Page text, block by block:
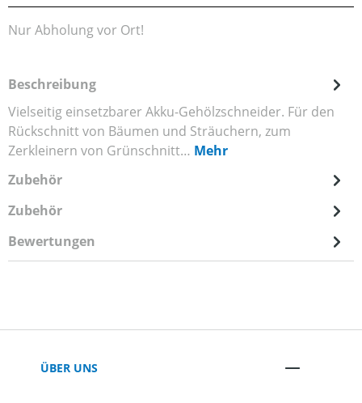
Nur Abholung vor Ort!
Beschreibung
Vielseitig einsetzbarer Akku-Gehölzschneider. Für den
Rückschnitt von Bäumen und Sträuchern, zum
Zerkleinern von Grünschnitt… Mehr
Zubehör
Zubehör
Bewertungen
ÜBER UNS